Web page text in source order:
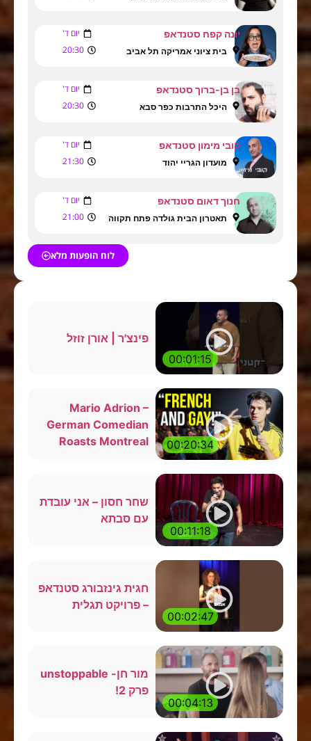
יונה קפח סטנדאפ יום ד'
בית ציוני אמריקה תל אביב 20:30
בן בן-ברוך סטנדאפ יום ד'
היכל התרבות כפר סבא 20:30
קובי מימון סטנדאפ יום ד'
מועדון הגריי יהוד 21:30
חנוך דאום סטנדאפ יום ד'
תאטרון הבית גולדה פתח תקווה 21:00
לוח הופעות מלא
00:01:15
פינצ'ר | אורן זוזל
00:20:34
Mario Adrion –
German Comedian
Roasts Montreal
00:11:18
שחר חסון – אני עובדת
עם סבתא
00:02:47
חגית גינזבורג סטנדאפ
– פרויקט תגלית
00:04:13
מור חן- unstoppable
פרק 2!